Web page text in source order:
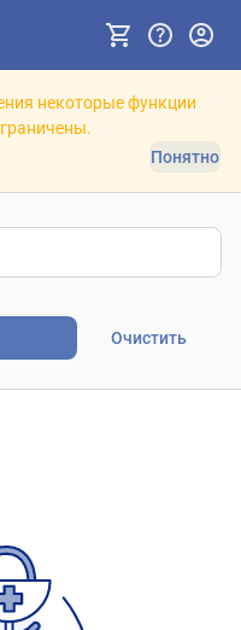
некоторые функции
Понятно
Очистить